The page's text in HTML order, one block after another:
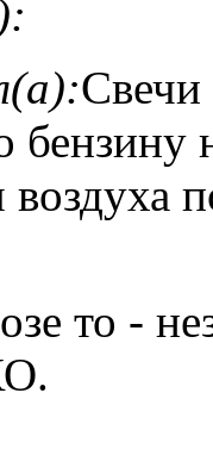
Свечи
бензину
воздуха
то -